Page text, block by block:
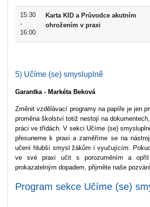
15:30
-
16:00
Karta KID a Průvodce akutním
ohrožením v praxi
5) Učíme (se) smysluplně
Garantka - Markéta Beková
Změnit vzdělávací programy na papíře je jen
proměna školství totiž nestojí na
práci ve třídách. V sekci Učíme (se)
přesuneme k praxi a zaměříme se na
učení hlubší smysl žákům i vyučujícím.
ve své praxi učit s porozuměním a
prokazatelným dopadem, přijměte naše
Program sekce Učíme (se)